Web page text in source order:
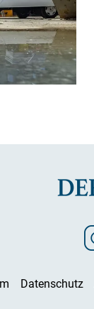
Datenschutz